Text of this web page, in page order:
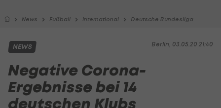
News Fußball International Deutsche Bundesliga
Berlin, 03.05.20 21:40
NEWS
Negative Corona-
Ergebnisse bei 14
deutschen Klubs